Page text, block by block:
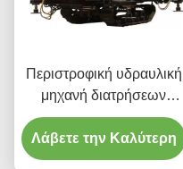
Περιστροφική υδραυλική
μηχανή διατρήσεων
αντιολισθητικών
αλυσίδων μηχανών
diesel
Λάβετε την Καλύτερη